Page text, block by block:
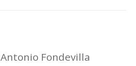
Antonio Fondevilla